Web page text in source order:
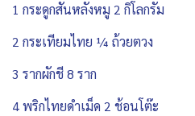
1 กระดูกสันหลังหมู 2 กิโลกรัม
2 กระเทียมไทย ¼ ถ้วยตวง
3 รากผักชี 8 ราก
4 พริกไทยดำเม็ด 2 ช้อนโต๊ะ